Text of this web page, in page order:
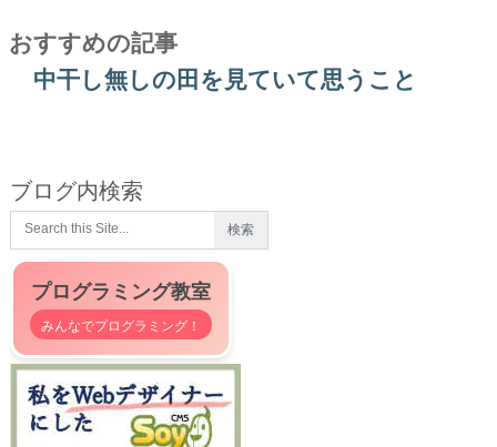
おすすめの記事
中干し無しの田を見ていて思うこと
ブログ内検索
プログラミング教室
みんなでプログラミング！